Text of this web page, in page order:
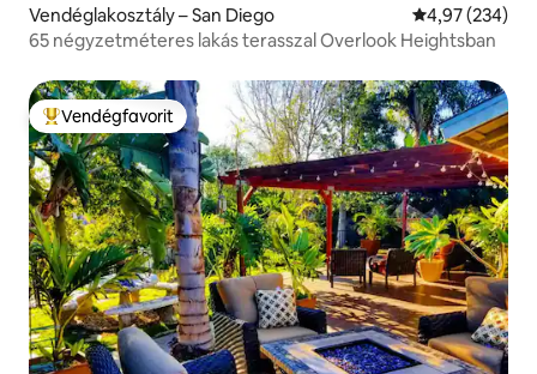
Vendéglakosztály – San Diego Átlagos
4,97 (234)
65 négyzetméteres lakás terasszal Overlook Heightsban
Kiemelt vendégfavorit
Vendégfavorit